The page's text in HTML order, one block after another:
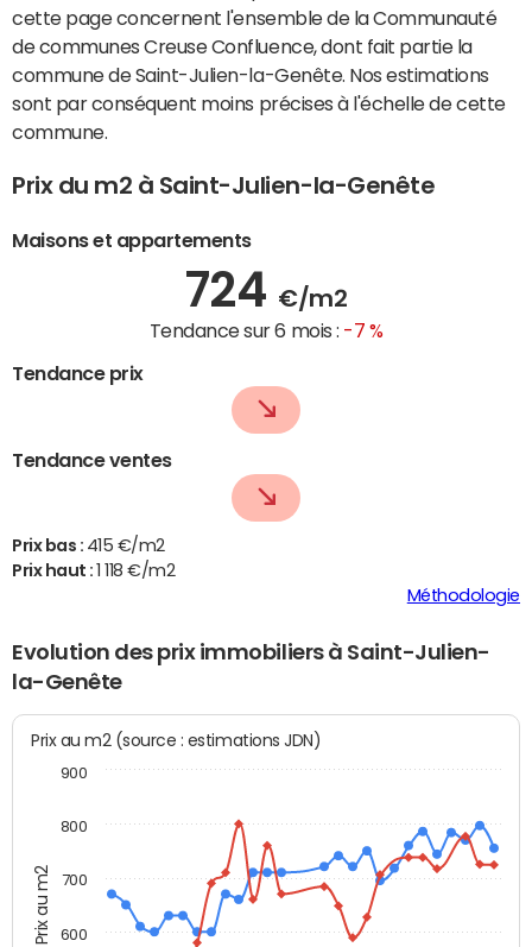
cette page concernent l'ensemble de la Communauté
de communes Creuse Confluence, dont fait partie la
commune de Saint-Julien-la-Genête. Nos estimations
sont par conséquent moins précises à l'échelle de cette
commune.
Prix du m2 à Saint-Julien-la-Genête
Maisons et appartements
724 €/m2
Tendance sur 6 mois : -7 %
Tendance prix
Tendance ventes
Prix bas : 415 €/m2
Prix haut :
1 118 €/m2
Méthodologie
Evolution des prix immobiliers à Saint-Julien-
la-Genête
Prix au m2
Prix au m2 (source : estimations JDN)
600
700
800
900